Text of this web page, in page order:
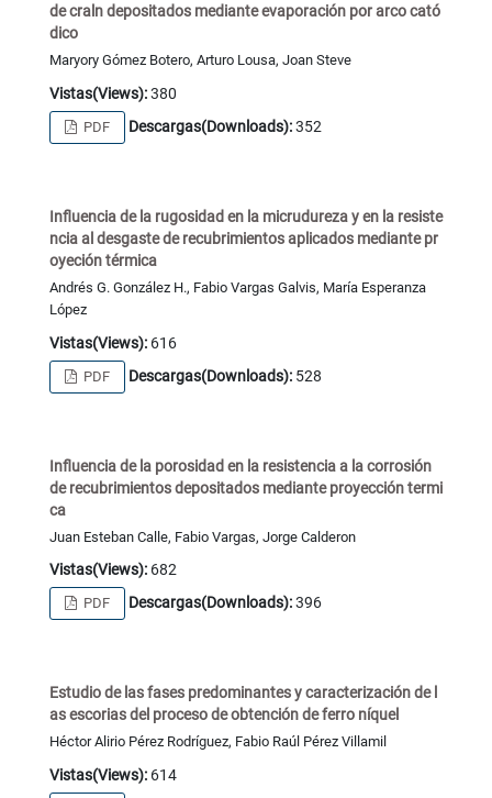
de craln depositados mediante evaporación por arco cató
dico
Maryory Gómez Botero, Arturo Lousa, Joan Steve
Vistas(Views):380
PDF Descargas(Downloads):352
Influencia de la rugosidad en la micrudureza y en la resiste
ncia al desgaste de recubrimientos aplicados mediante pr
oyeción térmica
Andrés G. González H., Fabio Vargas Galvis, María Esperanza
López
Vistas(Views):616
PDF Descargas(Downloads): 528
Influencia de la porosidad en la resistencia a la corrosión
de recubrimientos depositados mediante proyección termi
ca
Juan Esteban Calle, Fabio Vargas, Jorge Calderon
Vistas(Views):682
PDF Descargas(Downloads):396
Estudio de las fases predominantes y caracterización de l
as escorias del proceso de obtención de ferro níquel
Héctor Alirio Pérez Rodríguez, Fabio Raúl Pérez Villamil
Vistas(Views):614